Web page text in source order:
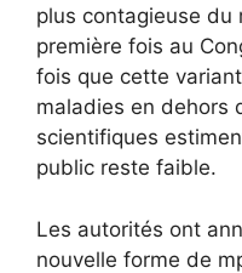
plus contagieuse du
première fois au
fois que cette
maladies en dehors
scientifiques
public reste faible.
Les autorités ont
nouvelle forme de